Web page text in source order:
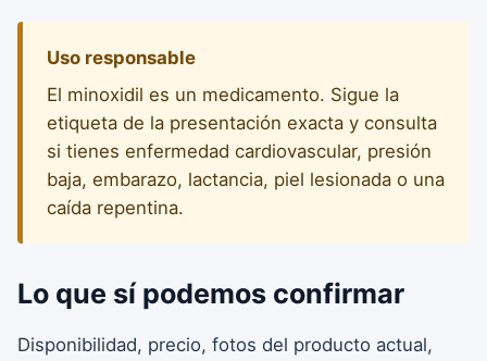
Uso responsable
El minoxidil es un medicamento. Sigue la
etiqueta de la presentación exacta y consulta
si tienes enfermedad cardiovascular, presión
baja, embarazo, lactancia, piel lesionada o una
caída repentina.
Lo que sí podemos confirmar
Disponibilidad, precio, fotos del producto actual,